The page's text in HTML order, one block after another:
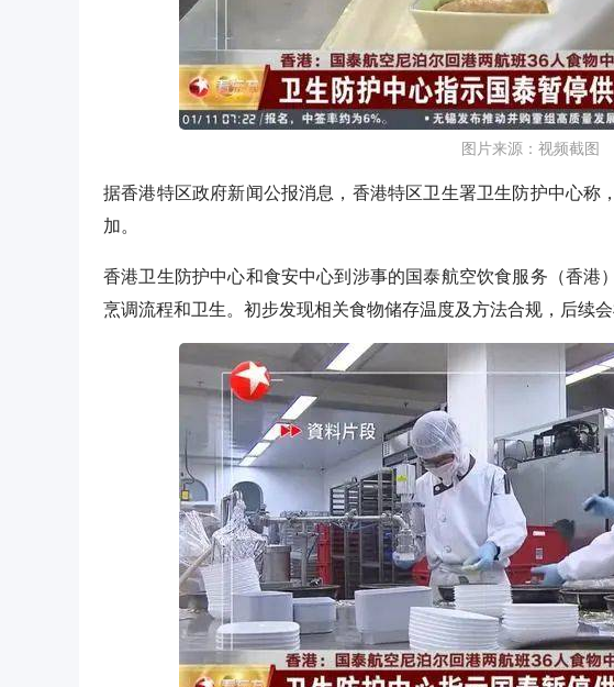
图片来源：视频截图
据香港特区政府新闻公报消息，香港特区卫生署卫生防护中心称
加。
香港卫生防护中心和食安中心到涉事的国泰航空饮食服务（香港
烹调流程和卫生。初步发现相关食物储存温度及方法合规，后续会